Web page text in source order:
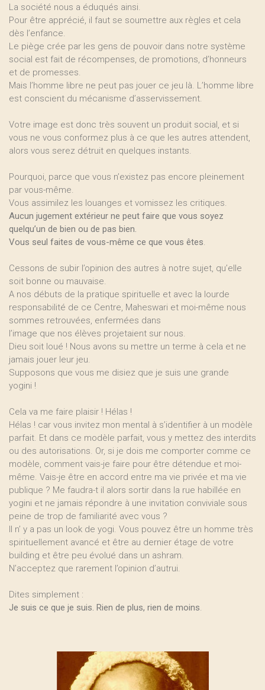
La société nous a éduqués ainsi.
Pour être apprécié, il faut se soumettre aux règles et cela
dès l’enfance.
Le piège crée par les gens de pouvoir dans notre système
social est fait de récompenses, de promotions, d’honneurs
et de promesses.
Mais l’homme libre ne peut pas jouer ce jeu là. L’homme libre
est conscient du mécanisme d’asservissement.
Votre image est donc très souvent un produit social, et si
vous ne vous conformez plus à ce que les autres attendent,
alors vous serez détruit en quelques instants.
Pourquoi, parce que vous n’existez pas encore pleinement
par vous-même.
Vous assimilez les louanges et vomissez les critiques.
Aucun jugement extérieur ne peut faire que vous soyez
quelqu’un de bien ou de pas bien.
Vous seul faites de vous-même ce que vous êtes.
Cessons de subir l’opinion des autres à notre sujet, qu’elle
soit bonne ou mauvaise.
A nos débuts de la pratique spirituelle et avec la lourde
responsabilité de ce Centre, Maheswari et moi-même nous
sommes retrouvées, enfermées dans
l’image que nos élèves projetaient sur nous.
Dieu soit loué ! Nous avons su mettre un terme à cela et ne
jamais jouer leur jeu.
Supposons que vous me disiez que je suis une grande
yogini !
Cela va me faire plaisir ! Hélas !
Hélas ! car vous invitez mon mental à s’identifier à un modèle
parfait. Et dans ce modèle parfait, vous y mettez des interdits
ou des autorisations. Or, si je dois me comporter comme ce
modèle, comment vais-je faire pour être détendue et moi-
même. Vais-je être en accord entre ma vie privée et ma vie
publique ? Me faudra-t il alors sortir dans la rue habillée en
yogini et ne jamais répondre à une invitation conviviale sous
peine de trop de familiarité avec vous ?
Il n’ y a pas un look de yogi. Vous pouvez être un homme très
spirituellement avancé et être au dernier étage de votre
building et être peu évolué dans un ashram.
N’acceptez que rarement l’opinion d’autrui.
Dites simplement :
Je suis ce que je suis. Rien de plus, rien de moins.